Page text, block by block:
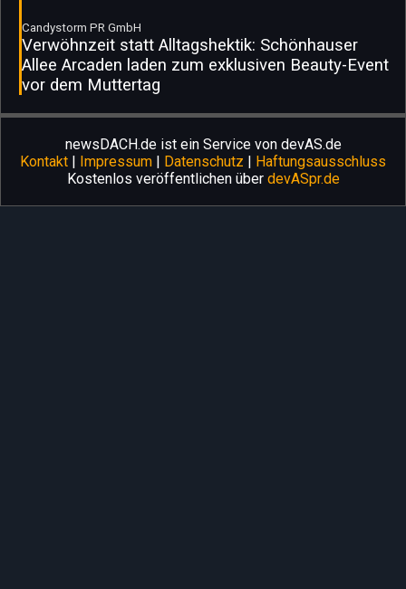
Candystorm PR GmbH
Verwöhnzeit statt Alltagshektik: Schönhauser
Allee Arcaden laden zum exklusiven Beauty-Event
vor dem Muttertag
newsDACH.de ist ein Service von devAS.de
Kontakt | Impressum | Datenschutz | Haftungsausschluss
Kostenlos veröffentlichen über devASpr.de